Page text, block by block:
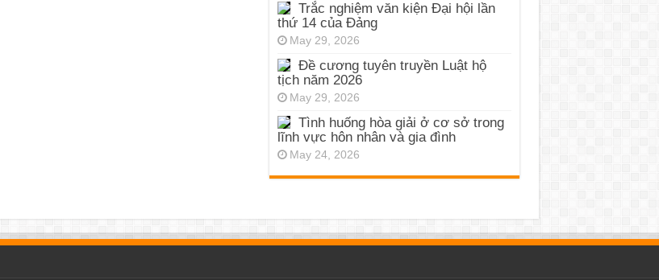
Trắc nghiệm văn kiện Đại hội lần
thứ 14 của Đảng
May 29, 2026
Đề cương tuyên truyền Luật hộ
tịch năm 2026
May 29, 2026
Tình huống hòa giải ở cơ sở trong
lĩnh vực hôn nhân và gia đình
May 24, 2026